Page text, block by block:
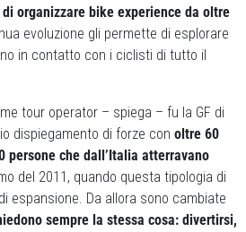
organizzare bike experience da oltre
evoluzione gli permette di esplorare
in contatto con i ciclisti di tutto il
tour operator – spiega – fu la GF di
dispiegamento di forze con oltre 60
persone che dall’Italia atterravano
del 2011, quando questa tipologia di
espansione. Da allora sono cambiate
sempre la stessa cosa: divertirsi,